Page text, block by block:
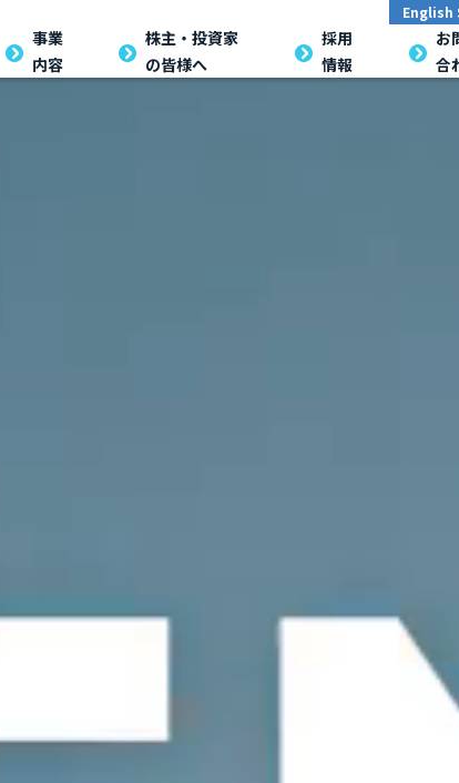
English
事業
内容
株主・投資家
の皆様へ
採用
情報
お
合
事業
内容
株主・投資家の
皆様へ
採用
情報
お問
わせ